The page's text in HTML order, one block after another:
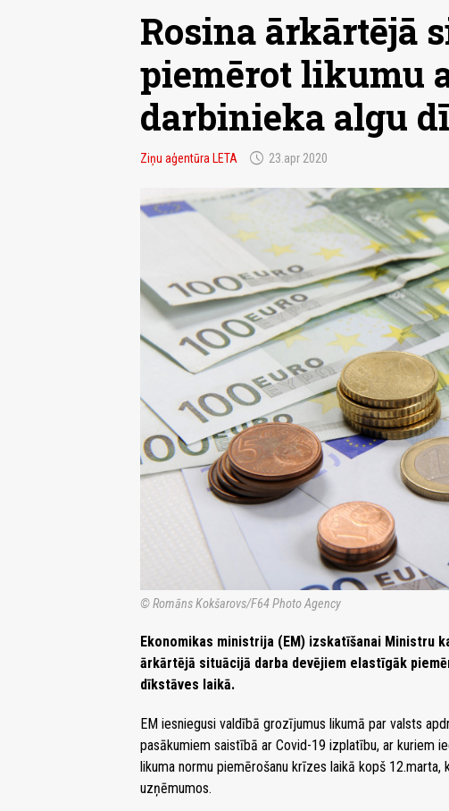
Rosina ārkārtējā
piemērot likumu
darbinieka algu
Ziņu aģentūra LETA schedule 23.apr 2020
© Romāns Kokšarovs/F64 Photo Agency
Ekonomikas ministrija (EM) izskatīšanai Ministru
ārkārtējā situācijā darba devējiem elastīgāk
dīkstāves laikā.
EM iesniegusi valdībā grozījumus likumā par valsts
pasākumiem saistībā ar Covid-19 izplatību, ar kuriem
likuma normu piemērošanu krīzes laikā kopš
uzņēmumos.